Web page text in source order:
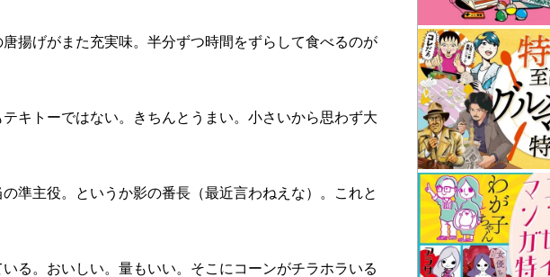
揚げがまた充実味。半分ずつ時間をずらして食べるのが
トーではない。きちんとうまい。小さいから思わず大
主役。というか影の番長（最近言わねえな）。これと
。おいしい。量もいい。そこにコーンがチラホラいる